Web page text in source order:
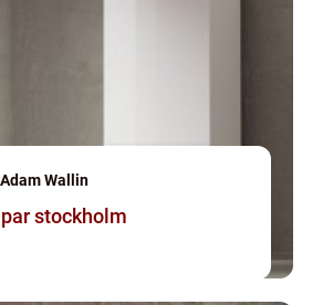
Adam Wallin
stockholm